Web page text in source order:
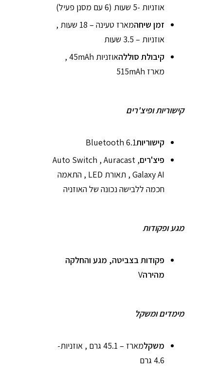
אוזניות -5 שעות (6 עם מסנן פעיל)
זמן שיחה
מארז טעינה – 18 שעות ,
אוזניות – 3.5 שעות
קיבולת סוללה
אוזניות 45mAh ,
מארז 515mAh
קישוריות ופיצ'רים
קישוריותBluetooth 6.1
פיצ'ריםAuto Switch , Auracast ,
Galaxy AI , תאורת LED , התאמה
חכמה ללבישה נכונה של האוזניה
מגע ופקודות
פקודות בצביטה, מגע והחלקה
מהירהV
מימדים ומשקל
משקל
מארז – 45.1 גרם , אוזניות-
4.6 גרם